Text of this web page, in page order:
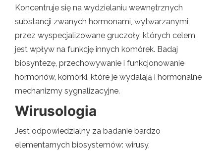
Koncentruje się na wydzielaniu wewnętrznych
substancji zwanych hormonami, wytwarzanymi
przez wyspecjalizowane gruczoły, których celem
jest wpływ na funkcję innych komórek. Badaj
biosyntezę, przechowywanie i funkcjonowanie
hormonów, komórki, które je wydalają i hormonalne
mechanizmy sygnalizacyjne.
Wirusologia
Jest odpowiedzialny za badanie bardzo
elementarnych biosystemów: wirusy,